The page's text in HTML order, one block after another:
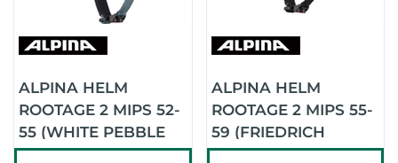
ALPINA HELM
ROOTAGE 2 MIPS 52-
55 (WHITE PEBBLE
BLUE MATT |)
ALPINA HELM
ROOTAGE 2 MIPS 55-
59 (FRIEDRICH
ARTIST SERIES)